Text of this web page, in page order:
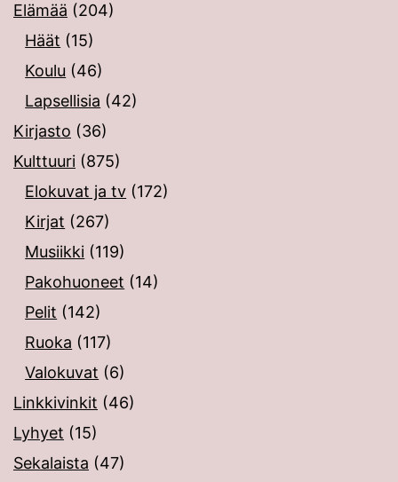
Elämää (204)
Häät (15)
Koulu (46)
Lapsellisia (42)
Kirjasto (36)
Kulttuuri (875)
Elokuvat ja tv (172)
Kirjat (267)
Musiikki (119)
Pakohuoneet (14)
Pelit (142)
Ruoka (117)
Valokuvat (6)
Linkkivinkit (46)
Lyhyet (15)
Sekalaista (47)